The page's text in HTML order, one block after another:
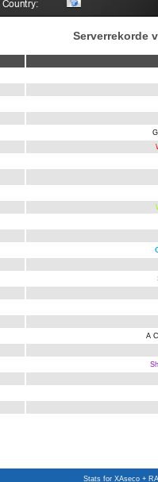
Serverrekorde
A
S
Stats for XAseco +